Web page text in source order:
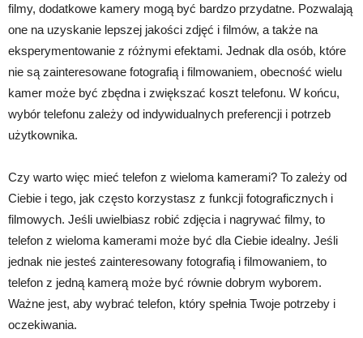
filmy, dodatkowe kamery mogą być bardzo przydatne. Pozwalają
one na uzyskanie lepszej jakości zdjęć i filmów, a także na
eksperymentowanie z różnymi efektami. Jednak dla osób, które
nie są zainteresowane fotografią i filmowaniem, obecność wielu
kamer może być zbędna i zwiększać koszt telefonu. W końcu,
wybór telefonu zależy od indywidualnych preferencji i potrzeb
użytkownika.
Czy warto więc mieć telefon z wieloma kamerami? To zależy od
Ciebie i tego, jak często korzystasz z funkcji fotograficznych i
filmowych. Jeśli uwielbiasz robić zdjęcia i nagrywać filmy, to
telefon z wieloma kamerami może być dla Ciebie idealny. Jeśli
jednak nie jesteś zainteresowany fotografią i filmowaniem, to
telefon z jedną kamerą może być równie dobrym wyborem.
Ważne jest, aby wybrać telefon, który spełnia Twoje potrzeby i
oczekiwania.